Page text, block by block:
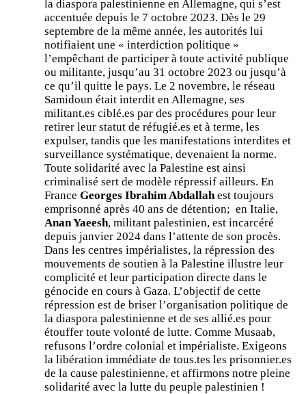
la diaspora palestinienne en Allemagne, qui s’est
accentuée depuis le 7 octobre 2023. Dès le 29
septembre de la même année, les autorités lui
notifiaient une « interdiction politique »
l’empêchant de participer à toute activité publique
ou militante, jusqu’au 31 octobre 2023 ou jusqu’à
ce qu’il quitte le pays. Le 2 novembre, le réseau
Samidoun était interdit en Allemagne, ses
militant.es ciblé.es par des procédures pour leur
retirer leur statut de réfugié.es et à terme, les
expulser, tandis que les manifestations interdites et
surveillance systématique, devenaient la norme.
Toute solidarité avec la Palestine est ainsi
criminalisé sert de modèle répressif ailleurs. En
France Georges Ibrahim Abdallah est toujours
emprisonné après 40 ans de détention; en Italie,
Anan Yaeesh, militant palestinien, est incarcéré
depuis janvier 2024 dans l’attente de son procès.
Dans les centres impérialistes, la répression des
mouvements de soutien à la Palestine illustre leur
complicité et leur participation directe dans le
génocide en cours à Gaza. L’objectif de cette
répression est de briser l’organisation politique de
la diaspora palestinienne et de ses allié.es pour
étouffer toute volonté de lutte. Comme Musaab,
refusons l’ordre colonial et impérialiste. Exigeons
la libération immédiate de tous.tes les prisonnier.es
de la cause palestinienne, et affirmons notre pleine
solidarité avec la lutte du peuple palestinien !